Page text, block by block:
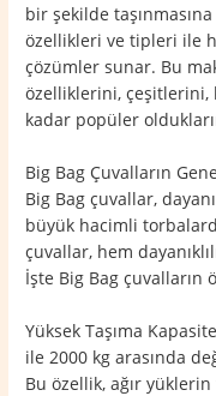
bir şekilde
özellikleri ve tipleri ile
çözümler sunar. Bu
özelliklerini, çeşitlerini,
kadar popüler
Big Bag Çuvalların
Big Bag çuvallar,
büyük hacimli
çuvallar, hem
İşte Big Bag çuvalların
Yüksek Taşıma
ile 2000 kg arasında
Bu özellik, ağır